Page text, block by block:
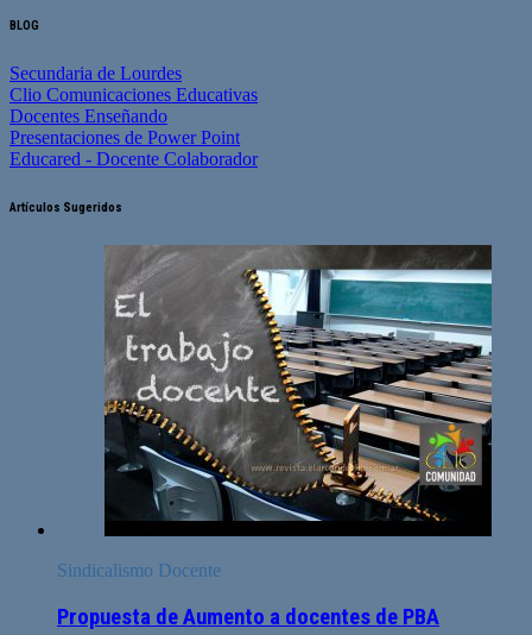
BLOG
Secundaria de Lourdes
Clio Comunicaciones Educativas
Docentes Enseñando
Presentaciones de Power Point
Educared - Docente Colaborador
Artículos Sugeridos
Sindicalismo Docente
Propuesta de Aumento a docentes de PBA